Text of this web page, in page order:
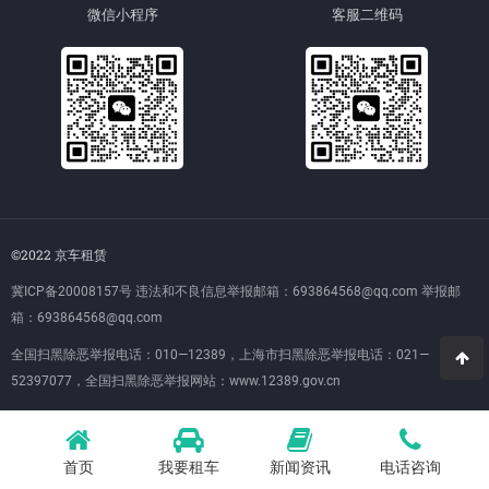
微信小程序 客服二维码
©2022 京车租赁
冀ICP备20008157号 违法和不良信息举报邮箱：693864568@qq.com 举报邮
箱：693864568@qq.com
全国扫黑除恶举报电话：010—12389，上海市扫黑除恶举报电话：021—
52397077，全国扫黑除恶举报网站： www.12389.gov.cn
首页 我要租车 新闻资讯 电话咨询